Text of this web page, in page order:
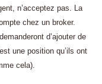
n’acceptez pas. La
chez un broker.
d’ajouter de
une position qu’ils ont
cela).